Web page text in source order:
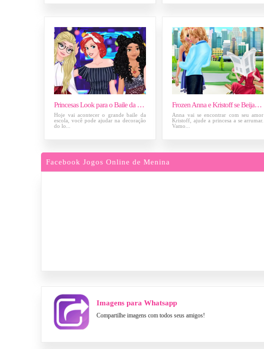
Princesas Look para o Baile da Escola
Hoje vai acontecer o grande baile da
escola, você pode ajudar na decoração
do lo...
Frozen Anna e Kristoff se Beijando 2
Anna vai se encontrar com seu amor
Kristoff, ajude a princesa a se arrumar.
Vamo...
Facebook Jogos Online de Menina
Imagens para Whatsapp
Compartilhe imagens com todos seus amigos!